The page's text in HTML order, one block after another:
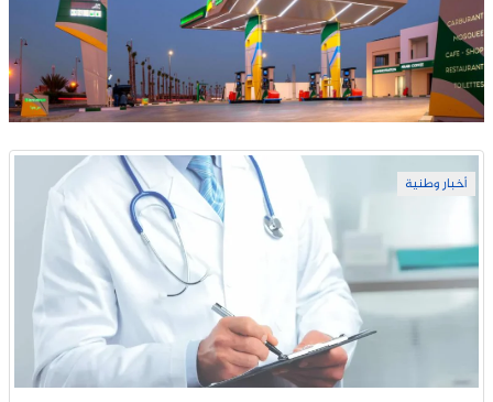
أخبار وطنية